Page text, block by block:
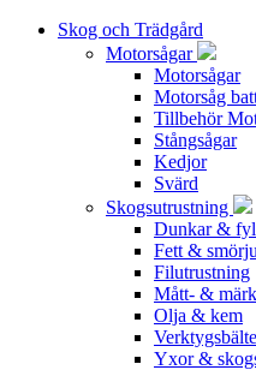
Skog och Trädgård
Motorsågar
Motorsågar
Motorsåg
Tillbehör
Stångsågar
Kedjor
Svärd
Skogsutrustning
Dunkar &
Fett &
Filutrustning
Mått- &
Olja & kem
Yxor &